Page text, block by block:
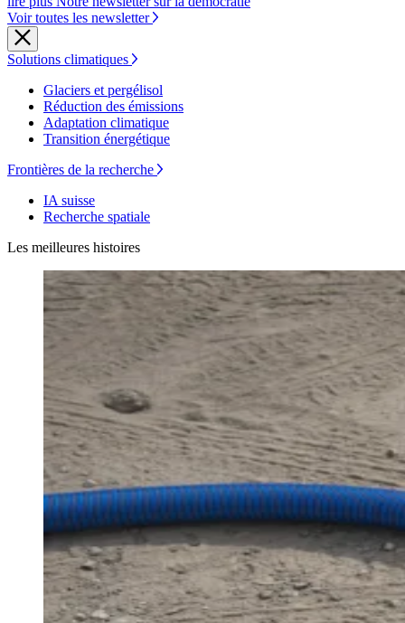
Voir toutes les newsletter
Solutions climatiques
Glaciers et pergélisol
Réduction des émissions
Adaptation climatique
Transition énergétique
Frontières de la recherche
IA suisse
Recherche spatiale
Les meilleures histoires